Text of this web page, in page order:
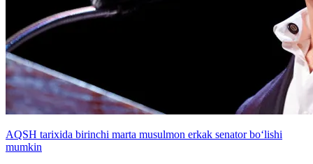
AQSH tarixida birinchi marta musulmon erkak senator bo‘lishi
mumkin